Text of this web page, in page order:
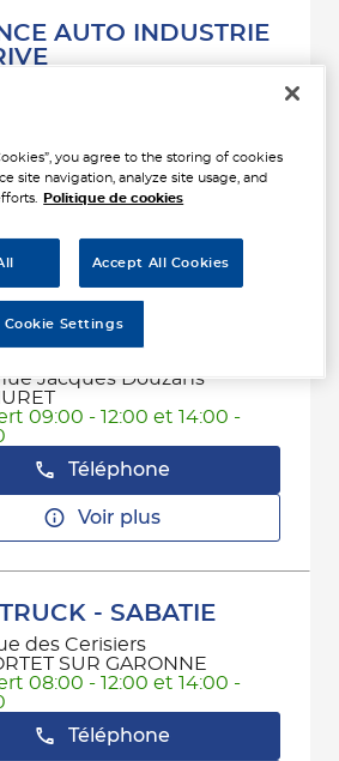
Particuliers
AUTO INDUSTRIE
09:00 - 12:00 et 14:00 -
Téléphone
AUTO INDUSTRIE
Jacques Douzans
09:00 - 12:00 et 14:00 -
Téléphone
Voir plus
- SABATIE
des Cerisiers
SUR GARONNE
08:00 - 12:00 et 14:00 -
Téléphone
you agree to the storing of cookies
site navigation, analyze site usage, and
Politique de cookies
Accept All Cookies
Cookie Settings